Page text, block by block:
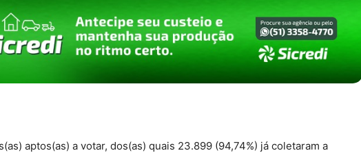
aptos(as) a votar, dos(as) quais 23.899 (94,74%) já coletaram a